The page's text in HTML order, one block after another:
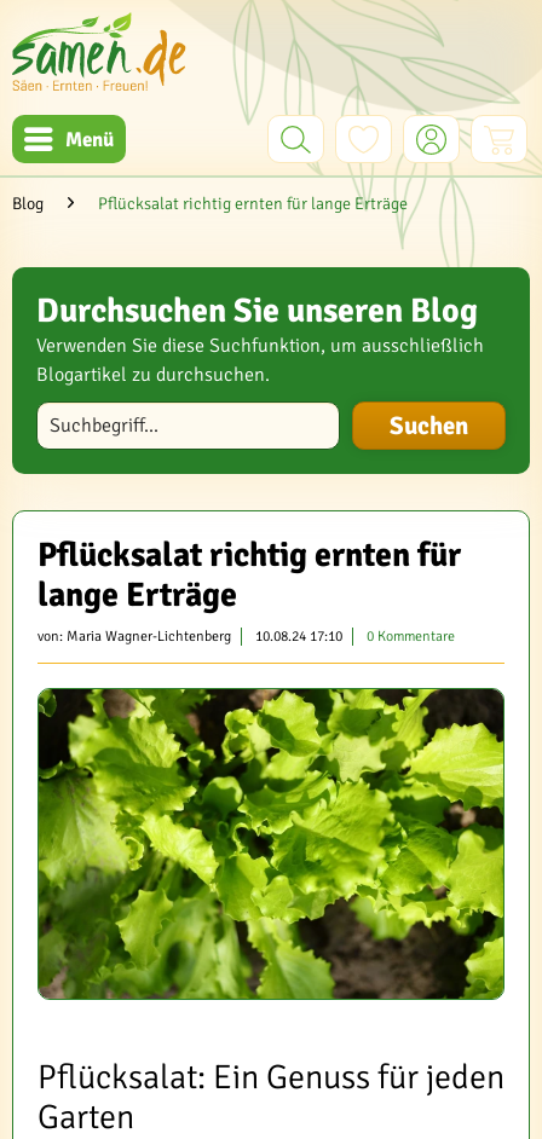
Menü
Blog Pflücksalat richtig ernten für lange Erträge
Durchsuchen Sie unseren Blog
Verwenden Sie diese Suchfunktion, um ausschließlich
Blogartikel zu durchsuchen.
Blog durchsuchen
Pflücksalat richtig ernten für
lange Erträge
von: Maria Wagner-Lichtenberg 10.08.24 17:10 0 Kommentare
Pflücksalat: Ein Genuss für jeden
Garten